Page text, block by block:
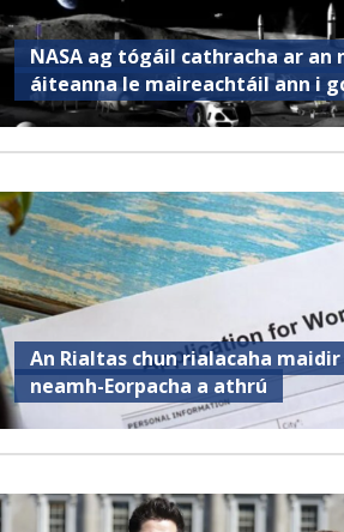
NASA ag tógáil cathracha ar an
áiteanna le maireachtáil ann i
An Rialtas chun rialacaha
neamh-Eorpacha a athrú